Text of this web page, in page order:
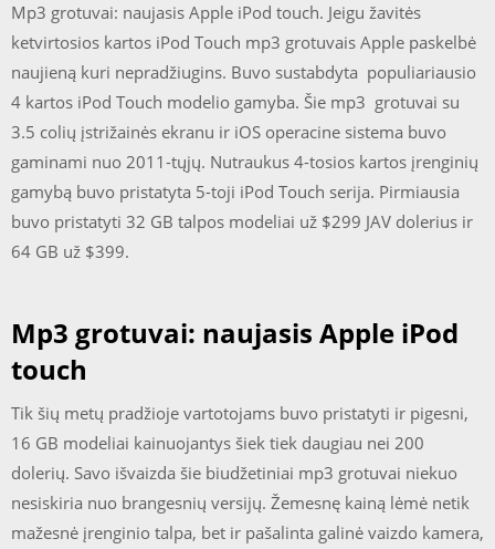
Mp3 grotuvai: naujasis Apple iPod touch. Jeigu žavitės
ketvirtosios kartos iPod Touch mp3 grotuvais Apple paskelbė
naujieną kuri nepradžiugins. Buvo sustabdyta populiariausio
4 kartos iPod Touch modelio gamyba. Šie mp3 grotuvai su
3.5 colių įstrižainės ekranu ir iOS operacine sistema buvo
gaminami nuo 2011-tųjų. Nutraukus 4-tosios kartos įrenginių
gamybą buvo pristatyta 5-toji iPod Touch serija. Pirmiausia
buvo pristatyti 32 GB talpos modeliai už $299 JAV dolerius ir
64 GB už $399.
Mp3 grotuvai: naujasis Apple iPod
touch
Tik šių metų pradžioje vartotojams buvo pristatyti ir pigesni,
16 GB modeliai kainuojantys šiek tiek daugiau nei 200
dolerių. Savo išvaizda šie biudžetiniai mp3 grotuvai niekuo
nesiskiria nuo brangesnių versijų. Žemesnę kainą lėmė netik
mažesnė įrenginio talpa, bet ir pašalinta galinė vaizdo kamera,